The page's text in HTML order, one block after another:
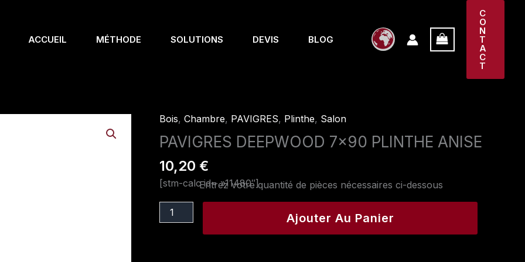
ACCUEIL MÉTHODE SOLUTIONS DEVIS BLOG
C
O
N
T
A
C
T
Bois, Chambre, PAVIGRES, Plinthe, Salon
PAVIGRES DEEPWOOD 7×90 PLINTHE ANISE
10,20 €
[stm-calc id= »11480″]
Entrez votre quantité de pièces nécessaires ci-dessous
quantité
de
PAVIGRES
DEEPWOOD
7x90
ANISE
Ajouter Au Panier